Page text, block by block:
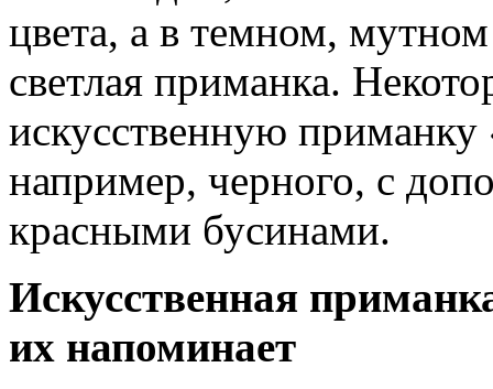
цвета, а в темном,
светлая приманка.
искусственную
например, черного, с
красными бусинами.
Искусственная
их напоминает